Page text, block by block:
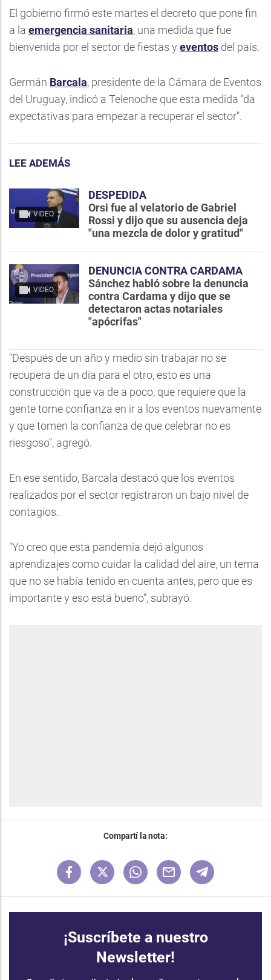
El gobierno firmó este martes el decreto que pone fin
a la emergencia sanitaria, una medida que fue
bienvenida por el sector de fiestas y eventos del país.
Germán Barcala, presidente de la Cámara de Eventos
del Uruguay, indicó a Telenoche que esta medida "da
expectativas para empezar a recuperar el sector".
LEE ADEMÁS
VIDEO
DESPEDIDA
Orsi fue al velatorio de Gabriel
Rossi y dijo que su ausencia deja
"una mezcla de dolor y gratitud"
VIDEO
DENUNCIA CONTRA CARDAMA
Sánchez habló sobre la denuncia
contra Cardama y dijo que se
detectaron actas notariales
"apócrifas"
"Después de un año y medio sin trabajar no se
recupera de un día para el otro, esto es una
construcción que va de a poco, que requiere que la
gente tome confianza en ir a los eventos nuevamente
y que tomen la confianza de que celebrar no es
riesgoso", agregó.
En ese sentido, Barcala destacó que los eventos
realizados por el sector registraron un bajo nivel de
contagios.
"Yo creo que esta pandemia dejó algunos
aprendizajes como cuidar la calidad del aire, un tema
que no se había tenido en cuenta antes, pero que es
importante y eso está bueno", subrayó.
Compartí la nota:
¡Suscríbete a nuestro
Newsletter!